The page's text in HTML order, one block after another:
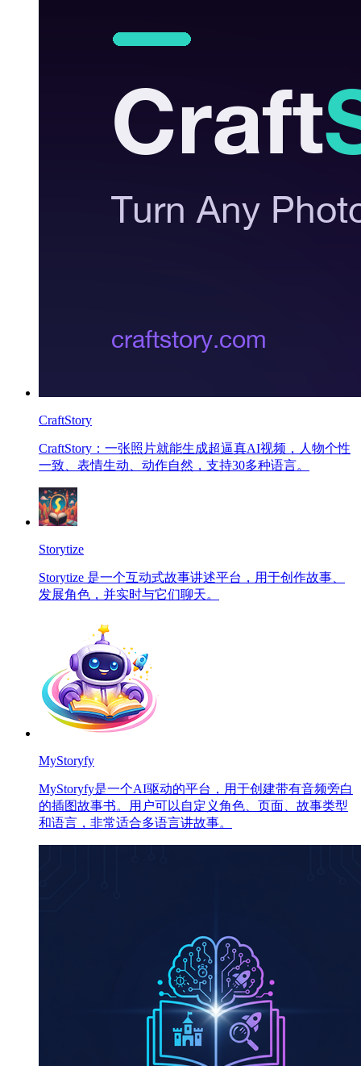
CraftStory
CraftStory：一张照片就能生成超逼真AI视频，人物个性
一致、表情生动、动作自然，支持30多种语言。
Storytize
Storytize 是一个互动式故事讲述平台，用于创作故事、
发展角色，并实时与它们聊天。
MyStoryfy
MyStoryfy是一个AI驱动的平台，用于创建带有音频旁白
的插图故事书。用户可以自定义角色、页面、故事类型
和语言，非常适合多语言讲故事。